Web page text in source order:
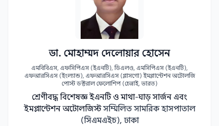
ডা. মোহাম্মদ দেলোয়ার হোসেন
এমবিবিএস, এফসিপিএস (ইএনটি), ডিএলও, এমসিপিএস (ইএনটি),
এফআরসিএস (ইংল্যান্ড), এফআরসিএস (গ্লাসগো) ইমপ্লান্টেশন অটোলজি
পোস্ট ডক্টরাল ফেলোশিপ (চেন্নাই, ভারত)
শ্রেণীবদ্ধ বিশেষজ্ঞ ইএনটি ও মাথা-ঘাড় সার্জন এবং
ইমপ্লান্টেশন অটোলজিস্ট সম্মিলিত সামরিক হাসপাতাল
(সিএমএইচ), ঢাকা